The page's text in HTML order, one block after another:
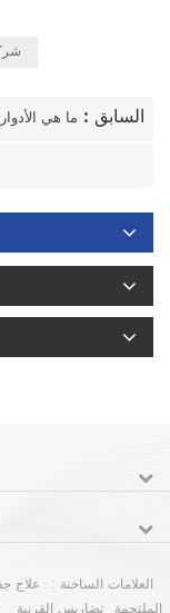
السابق : ما هي
العلامات الساخنة : علاج